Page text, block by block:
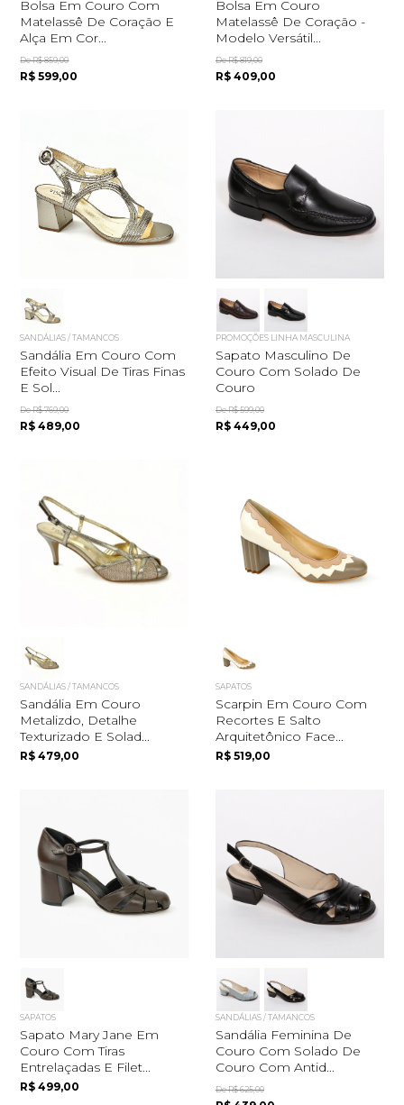
Quero me cadastrar
Bolsa Em Couro Com
Matelassê De Coração E
Alça Em Cor...
De R$ 859,00
R$ 599,00
Bolsa Em Couro
Matelassê De Coração -
Modelo Versátil...
De R$ 819,00
R$ 409,00
SANDÁLIAS / TAMANCOS
Sandália Em Couro Com
Efeito Visual De Tiras Finas
E Sol...
De R$ 769,00
R$ 489,00
PROMOÇÕES LINHA MASCULINA
Sapato Masculino De
Couro Com Solado De
Couro
De R$ 599,00
R$ 449,00
SANDÁLIAS / TAMANCOS
Sandália Em Couro
Metalizdo, Detalhe
Texturizado E Solad...
R$ 479,00
SAPATOS
Scarpin Em Couro Com
Recortes E Salto
Arquitetônico Face...
R$ 519,00
SAPATOS
Sapato Mary Jane Em
Couro Com Tiras
Entrelaçadas E Filet...
R$ 499,00
SANDÁLIAS / TAMANCOS
Sandália Feminina De
Couro Com Solado De
Couro Com Antid...
De R$ 625,00